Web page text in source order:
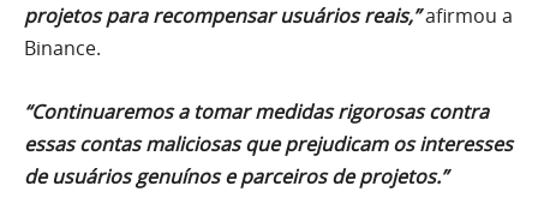
projetos para recompensar usuários reais,”afirmou a
Binance.
“Continuaremos a tomar medidas rigorosas contra
essas contas maliciosas que prejudicam os interesses
de usuários genuínos e parceiros de projetos.”